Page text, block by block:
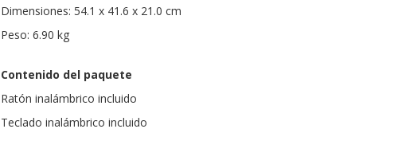
Dimensiones: 54.1 x 41.6 x 21.0 cm
Peso: 6.90 kg
Contenido del paquete
Ratón inalámbrico incluido
Teclado inalámbrico incluido